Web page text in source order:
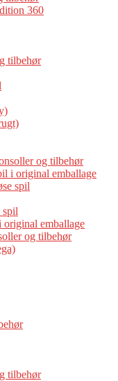
360
tilbehør
og tilbehør
i original emballage
spil
spil
emballage
og tilbehør
tilbehør